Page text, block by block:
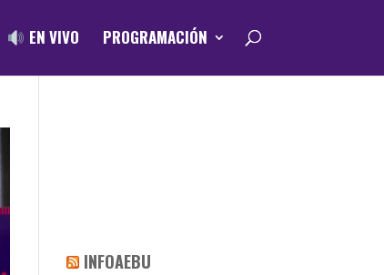
EN VIVO PROGRAMACIÓN
INFOAEBU